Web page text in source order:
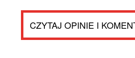
CZYTAJ OPINIE I